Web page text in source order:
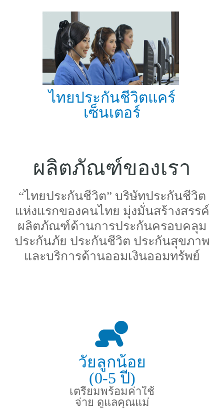
ไทยประกันชีวิตแคร์
เซ็นเตอร์
ผลิตภัณฑ์ของเรา
“ไทยประกันชีวิต” บริษัทประกันชีวิต
แห่งแรกของคนไทย มุ่งมั่นสร้างสรรค์
ผลิตภัณฑ์ด้านการประกันครอบคลุม
ประกันภัย ประกันชีวิต ประกันสุขภาพ
และบริการด้านออมเงินออมทรัพย์
วัยลูกน้อย
(0-5 ปี)
เตรียมพร้อมค่าใช้
จ่าย ดูแลคุณแม่